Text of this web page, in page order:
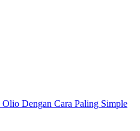
Dengan Cara Paling Simple